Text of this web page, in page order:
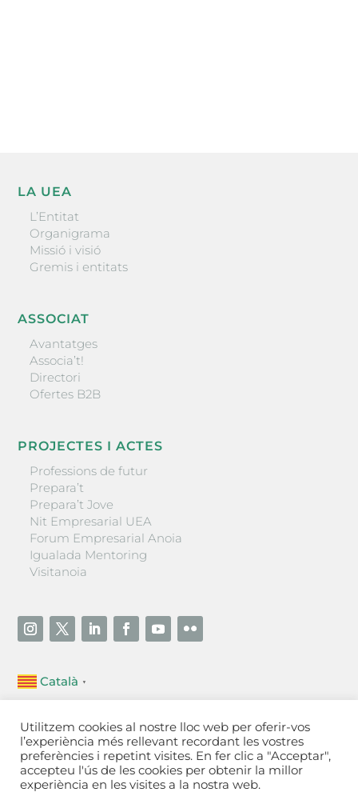
LA UEA
L’Entitat
Organigrama
Missió i visió
Gremis i entitats
ASSOCIAT
Avantatges
Associa’t!
Directori
Ofertes B2B
PROJECTES I ACTES
Professions de futur
Prepara’t
Prepara’t Jove
Nit Empresarial UEA
Forum Empresarial Anoia
Igualada Mentoring
Visitanoia
Català ▼
Unió Empresarial de l’Anoia (UEA)
Ctra. de Manresa, 131, 08700 – Igualada(Barcelona)
Tel 93 805 22 92
Utilitzem cookies al nostre lloc web per oferir-vos
l’experiència més rellevant recordant les vostres
preferències i repetint visites. En fer clic a "Acceptar",
accepteu l'ús de les cookies per obtenir la millor
experiència en les visites a la nostra web.